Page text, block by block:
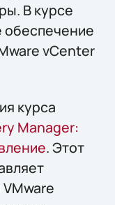
В курсе
обеспечение
vCenter
курса
Manager:
. Этот